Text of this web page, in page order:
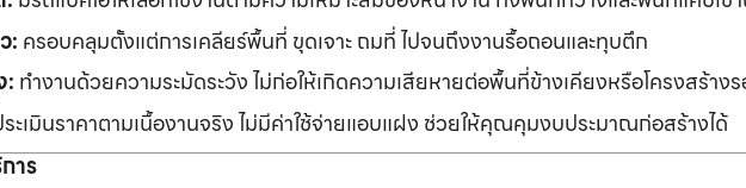
: ครอบคลุมตั้งแต่การเคลียร์พื้นที่ ขุดเจาะ ถมที่ ไปจนถึงงานรื้อถอนและทุบตึก
: ทำงานด้วยความระมัดระวัง ไม่ก่อให้เกิดความเสียหายต่อพื้นที่ข้างเคียงหรือโครงสร้าง
ะเมินราคาตามเนื้องานจริง ไม่มีค่าใช้จ่ายแอบแฝง ช่วยให้คุณคุมงบประมาณก่อสร้างได้
าร